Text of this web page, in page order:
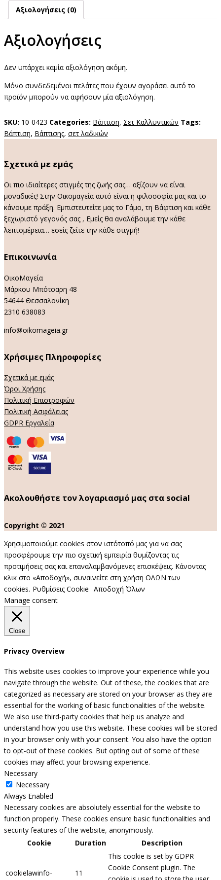
Αξιολογήσεις (0)
Αξιολογήσεις
Δεν υπάρχει καμία αξιολόγηση ακόμη.
Μόνο συνδεδεμένοι πελάτες που έχουν αγοράσει αυτό το
προϊόν μπορούν να αφήσουν μία αξιολόγηση.
SKU: 10-0423 Categories: Βάπτιση, Σετ Καλλυντικών Tags:
Βάπτιση, Βάπτισης, σετ λαδικών
Σχετικά με εμάς
Οι πιο ιδιαίτερες στιγμές της ζωής σας… αξίζουν να είναι
μοναδικές! Στην Οικομαγεία αυτό είναι η φιλοσοφία μας και το
κάνουμε πράξη. Εμπιστευτείτε μας το Γάμο, τη Βάφτιση και κάθε
ξεχωριστό γεγονός σας , Εμείς θα αναλάβουμε την κάθε
λεπτομέρεια… εσείς ζείτε την κάθε στιγμή!
Επικοινωνία
ΟικοΜαγεία
Μάρκου Μπότσαρη 48
54644 Θεσσαλονίκη
2310 638083
info@oikomageia.gr
Χρήσιμες Πληροφορίες
Σχετικά με εμάς
Όροι Χρήσης
Πολιτική Επιστροφών
Πολιτική Ασφάλειας
GDPR Εργαλεία
Ακολουθήστε τον λογαριασμό μας στα social
Copyright © 2021
Χρησιμοποιούμε cookies στον ιστότοπό μας για να σας
προσφέρουμε την πιο σχετική εμπειρία θυμίζοντας τις
προτιμήσεις σας και επαναλαμβανόμενες επισκέψεις. Κάνοντας
κλικ στο «Αποδοχή», συναινείτε στη χρήση ΟΛΩΝ των
cookies. Ρυθμίσεις Cookie Αποδοχή Όλων
Manage consent
Close
Privacy Overview
This website uses cookies to improve your experience while you
navigate through the website. Out of these, the cookies that are
categorized as necessary are stored on your browser as they are
essential for the working of basic functionalities of the website.
We also use third-party cookies that help us analyze and
understand how you use this website. These cookies will be stored
in your browser only with your consent. You also have the option
to opt-out of these cookies. But opting out of some of these
cookies may affect your browsing experience.
Necessary
Necessary
Always Enabled
Necessary cookies are absolutely essential for the website to
function properly. These cookies ensure basic functionalities and
security features of the website, anonymously.
Cookie
Duration Description
cookielawinfo-
11
This cookie is set by GDPR
Cookie Consent plugin. The